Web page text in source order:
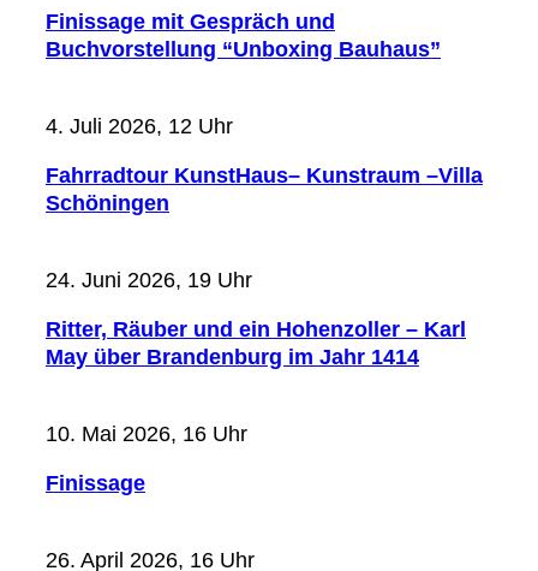
Finissage mit Gespräch und
Buchvorstellung “Unboxing Bauhaus”
4. Juli 2026, 12 Uhr
Fahrradtour KunstHaus– Kunstraum –Villa
Schöningen
24. Juni 2026, 19 Uhr
Ritter, Räuber und ein Hohenzoller – Karl
May über Brandenburg im Jahr 1414
10. Mai 2026, 16 Uhr
Finissage
26. April 2026, 16 Uhr